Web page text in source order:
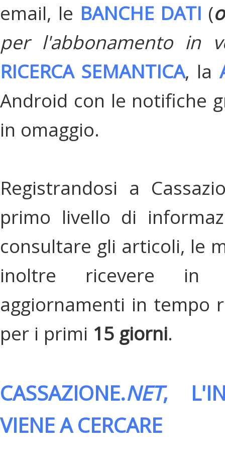
email, le BANCHE DATI (
per l'abbonamento in
RICERCA SEMANTICA, la
Android con le notifiche
in omaggio.
Registrandosi a
primo livello di
consultare gli articoli, le
inoltre ricevere in
aggiornamenti in tempo
per i primi 15 giorni.
CASSAZIONE.NET,
VIENE A CERCARE